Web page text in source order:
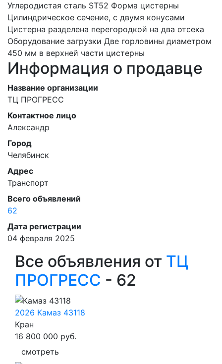
Углеродистая сталь ST52 Форма цистерны
Цилиндрическое сечение, с двумя конусами
Цистерна разделена перегородкой на два отсека
Оборудование загрузки Две горловины диаметром
450 мм в верхней части цистерны
Информация о продавце
Название организации
ТЦ ПРОГРЕСС
Контактное лицо
Александр
Город
Челябинск
Адрес
Транспорт
Всего объявлений
62
Дата регистрации
04 февраля 2025
Все объявления от ТЦ
ПРОГРЕСС - 62
2026 Камаз 43118
Кран
16 800 000 руб.
смотреть